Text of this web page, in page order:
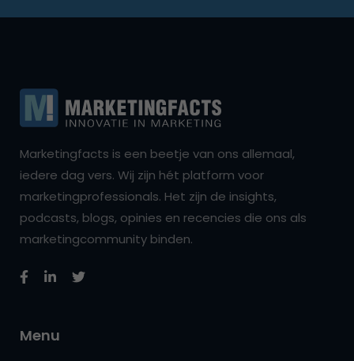
Marketingfacts is een beetje van ons allemaal,
iedere dag vers. Wij zijn hét platform voor
marketingprofessionals. Het zijn de insights,
podcasts, blogs, opinies en recencies die ons als
marketingcommunity binden.
Menu